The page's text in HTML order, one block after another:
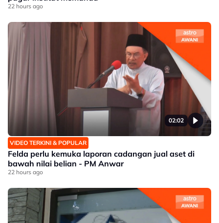
22 hours ago
02:02
VIDEO TERKINI & POPULAR
Felda perlu kemuka laporan cadangan jual aset di
bawah nilai belian - PM Anwar
22 hours ago